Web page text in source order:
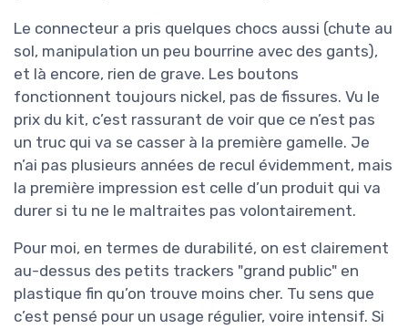
Le connecteur a pris quelques chocs aussi (chute au
sol, manipulation un peu bourrine avec des gants),
et là encore, rien de grave. Les boutons
fonctionnent toujours nickel, pas de fissures. Vu le
prix du kit, c’est rassurant de voir que ce n’est pas
un truc qui va se casser à la première gamelle. Je
n’ai pas plusieurs années de recul évidemment, mais
la première impression est celle d’un produit qui va
durer si tu ne le maltraites pas volontairement.
Pour moi, en termes de durabilité, on est clairement
au-dessus des petits trackers "grand public" en
plastique fin qu’on trouve moins cher. Tu sens que
c’est pensé pour un usage régulier, voire intensif. Si